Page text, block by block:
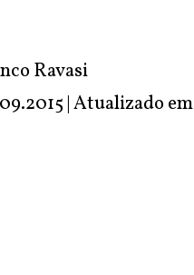
Ravasi
| Atualizado em